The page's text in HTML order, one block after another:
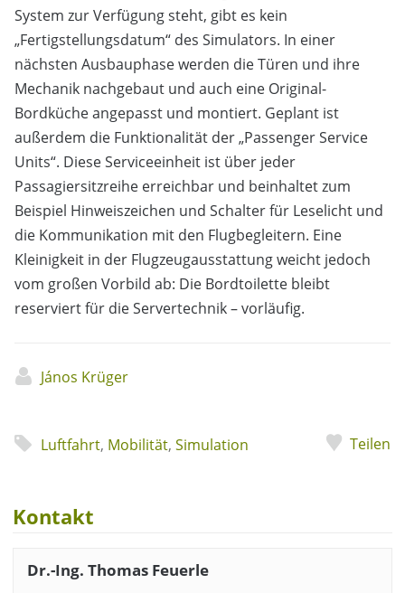
System zur Verfügung steht, gibt es kein
„Fertigstellungsdatum“ des Simulators. In einer
nächsten Ausbauphase werden die Türen und ihre
Mechanik nachgebaut und auch eine Original-
Bordküche angepasst und montiert. Geplant ist
außerdem die Funktionalität der „Passenger Service
Units“. Diese Serviceeinheit ist über jeder
Passagiersitzreihe erreichbar und beinhaltet zum
Beispiel Hinweiszeichen und Schalter für Leselicht und
die Kommunikation mit den Flugbegleitern. Eine
Kleinigkeit in der Flugzeugausstattung weicht jedoch
vom großen Vorbild ab: Die Bordtoilette bleibt
reserviert für die Servertechnik – vorläufig.
János Krüger
Luftfahrt, Mobilität, Simulation Teilen
Kontakt
Dr.-Ing. Thomas Feuerle